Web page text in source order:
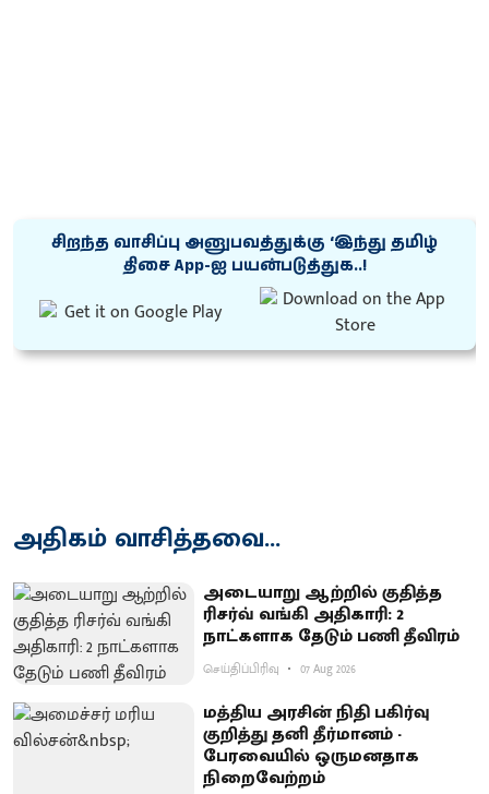
சிறந்த வாசிப்பு அனுபவத்துக்கு ‘இந்து தமிழ்
திசை App-ஐ பயன்படுத்துக..!
அதிகம் வாசித்தவை...
அடையாறு ஆற்றில் குதித்த
ரிசர்வ் வங்கி அதிகாரி: 2
நாட்களாக தேடும் பணி தீவிரம்
செய்திப்பிரிவு 07 Aug 2026
மத்திய அரசின் நிதி பகிர்வு
குறித்து தனி தீர்மானம் -
பேரவையில் ஒருமனதாக
நிறைவேற்றம்